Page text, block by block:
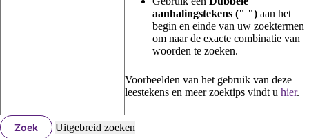
aanhalingstekens (" ") aan het
begin en einde van uw zoektermen
om naar de exacte combinatie van
woorden te zoeken.
Voorbeelden van het gebruik van deze
leestekens en meer zoektips vindt u hier.
Zoek
Uitgebreid zoeken